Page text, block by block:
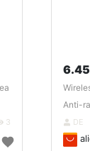
3
Anti-
DE